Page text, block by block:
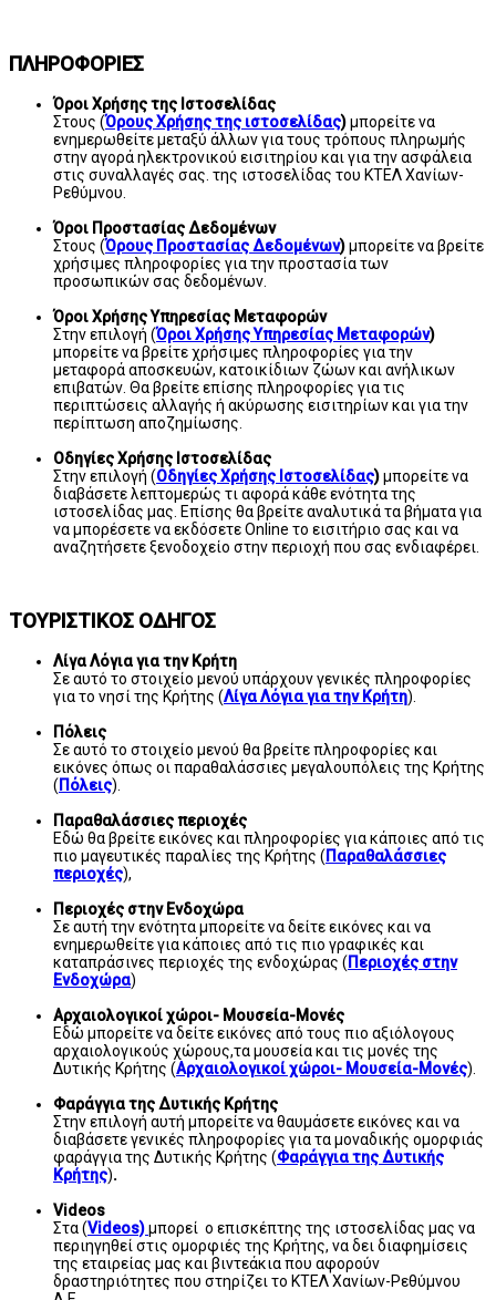
ΠΛΗΡΟΦΟΡΙΕΣ
Όροι Χρήσης της Ιστοσελίδας
Στους (Όρους Χρήσης της ιστοσελίδας)μπορείτε να
ενημερωθείτε μεταξύ άλλων για τους τρόπους πληρωμής
στην αγορά ηλεκτρονικού εισιτηρίου και για την ασφάλεια
στις συναλλαγές σας. της ιστοσελίδας του ΚΤΕΛ Χανίων-
Ρεθύμνου.
Όροι Προστασίας Δεδομένων
Στους (Όρους Προστασίας Δεδομένων)μπορείτε να βρείτε
χρήσιμες πληροφορίες για την προστασία των
προσωπικών σας δεδομένων.
Όροι Χρήσης Υπηρεσίας Μεταφορών
Στην επιλογή (Όροι Χρήσης Υπηρεσίας Μεταφορών)
μπορείτε να βρείτε χρήσιμες πληροφορίες για την
μεταφορά αποσκευών, κατοικίδιων ζώων και ανήλικων
επιβατών. Θα βρείτε επίσης πληροφορίες για τις
περιπτώσεις αλλαγής ή ακύρωσης εισιτηρίων και για την
περίπτωση αποζημίωσης.
Οδηγίες Χρήσης Ιστοσελίδας
Στην επιλογή (Οδηγίες Χρήσης Ιστοσελίδας)μπορείτε να
διαβάσετε λεπτομερώς τι αφορά κάθε ενότητα της
ιστοσελίδας μας. Επίσης θα βρείτε αναλυτικά τα βήματα για
να μπορέσετε να εκδόσετε Online το εισιτήριο σας και να
αναζητήσετε ξενοδοχείο στην περιοχή που σας ενδιαφέρει.
ΤΟΥΡΙΣΤΙΚΟΣ ΟΔΗΓΟΣ
Λίγα Λόγια για την Κρήτη
Σε αυτό το στοιχείο μενού υπάρχουν γενικές πληροφορίες
για το νησί της Κρήτης (Λίγα Λόγια για την Κρήτη).
Πόλεις
Σε αυτό το στοιχείο μενού θα βρείτε πληροφορίες και
εικόνες όπως οι παραθαλάσσιες μεγαλουπόλεις της Κρήτης
(Πόλεις).
Παραθαλάσσιες περιοχές
Εδώ θα βρείτε εικόνες και πληροφορίες για κάποιες από τις
πιο μαγευτικές παραλίες της Κρήτης (Παραθαλάσσιες
περιοχές),
Περιοχές στην Ενδοχώρα
Σε αυτή την ενότητα μπορείτε να δείτε εικόνες και να
ενημερωθείτε για κάποιες από τις πιο γραφικές και
καταπράσινες περιοχές της ενδοχώρας (Περιοχές στην
Ενδοχώρα)
Αρχαιολογικοί χώροι- Μουσεία-Μονές
Εδώ μπορείτε να δείτε εικόνες από τους πιο αξιόλογους
αρχαιολογικούς χώρους,τα μουσεία και τις μονές της
Δυτικής Κρήτης (Αρχαιολογικοί χώροι- Μουσεία-Μονές).
Φαράγγια της Δυτικής Κρήτης
Στην επιλογή αυτή μπορείτε να θαυμάσετε εικόνες και να
διαβάσετε γενικές πληροφορίες για τα μοναδικής ομορφιάς
φαράγγια της Δυτικής Κρήτης (Φαράγγια της Δυτικής
Κρήτης).
Videos
Στα (Videos)μπορεί ο επισκέπτης της ιστοσελίδας μας να
περιηγηθεί στις ομορφιές της Κρήτης, να δει διαφημίσεις
της εταιρείας μας και βιντεάκια που αφορούν
δραστηριότητες που στηρίζει το ΚΤΕΛ Χανίων-Ρεθύμνου